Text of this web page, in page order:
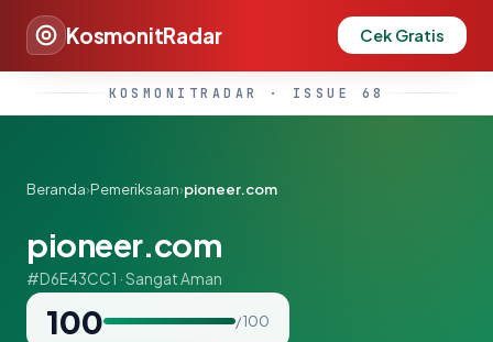
KosmonitRadar Cek Gratis
KOSMONITRADAR · ISSUE 68
Beranda›Pemeriksaan›pioneer.com
pioneer.com
#D6E43CC1 · Sangat Aman
100 / 100